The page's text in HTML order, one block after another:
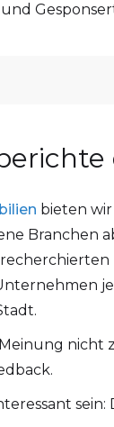
bieten
Branchen
sein: